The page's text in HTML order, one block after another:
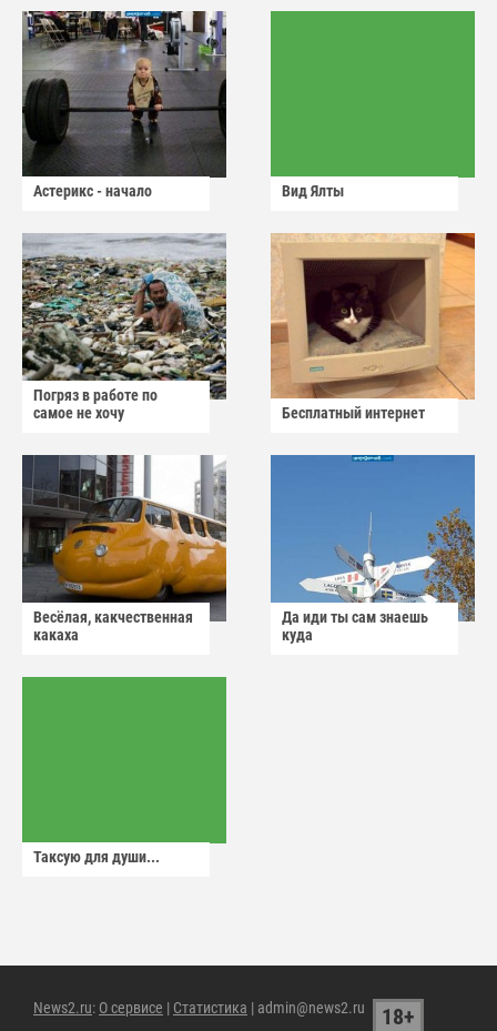
Астерикс - начало Вид Ялты
Погряз в работе по
самое не хочу
Бесплатный интернет
Весёлая, какчественная
какаха
Да иди ты сам знаешь
куда
Таксую для души...
News2.ru: О сервисе | Статистика | admin@news2.ru 18+